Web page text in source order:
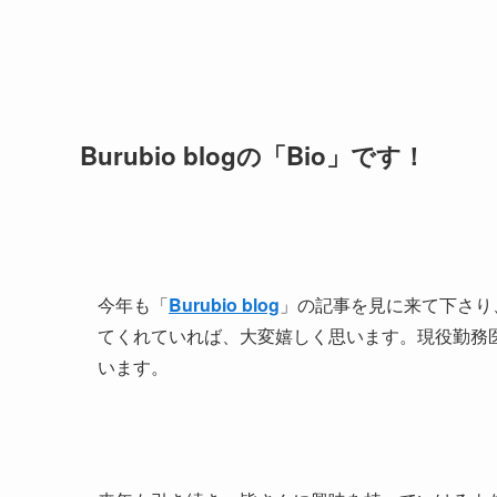
Burubio blogの「Bio」です！
今年も「Burubio blog 」の記事を見に来て下さ
てくれていれば、大変嬉しく思います。現役勤
います。